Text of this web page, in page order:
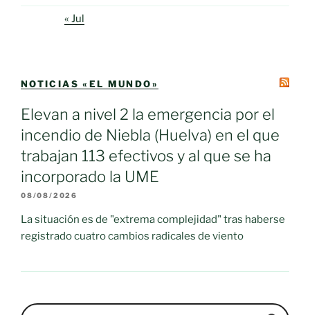
« Jul
NOTICIAS «EL MUNDO»
Elevan a nivel 2 la emergencia por el
incendio de Niebla (Huelva) en el que
trabajan 113 efectivos y al que se ha
incorporado la UME
08/08/2026
La situación es de "extrema complejidad" tras haberse
registrado cuatro cambios radicales de viento